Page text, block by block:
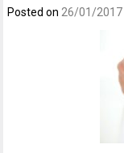
Posted on 26/01/2017